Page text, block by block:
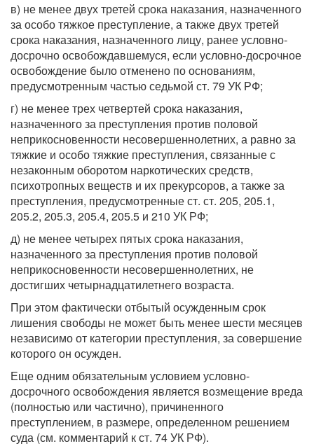
в) не менее двух третей срока наказания, назначенного
за особо тяжкое преступление, а также двух третей
срока наказания, назначенного лицу, ранее условно-
досрочно освобождавшемуся, если условно-досрочное
освобождение было отменено по основаниям,
предусмотренным частью седьмой ст. 79 УК РФ;
г) не менее трех четвертей срока наказания,
назначенного за преступления против половой
неприкосновенности несовершеннолетних, а равно за
тяжкие и особо тяжкие преступления, связанные с
незаконным оборотом наркотических средств,
психотропных веществ и их прекурсоров, а также за
преступления, предусмотренные ст. ст. 205, 205.1,
205.2, 205.3, 205.4, 205.5 и 210 УК РФ;
д) не менее четырех пятых срока наказания,
назначенного за преступления против половой
неприкосновенности несовершеннолетних, не
достигших четырнадцатилетнего возраста.
При этом фактически отбытый осужденным срок
лишения свободы не может быть менее шести месяцев
независимо от категории преступления, за совершение
которого он осужден.
Еще одним обязательным условием условно-
досрочного освобождения является возмещение вреда
(полностью или частично), причиненного
преступлением, в размере, определенном решением
суда (см. комментарий к ст. 74 УК РФ).